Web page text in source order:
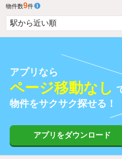
物件数9件
アプリなら
ページ移動なし
物件をサクサク探せる！
アプリをダウンロード